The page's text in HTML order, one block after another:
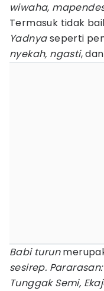
wiwaha,
Termasuk tidak
Yadnyaseperti
nyekah, ngasti,
Babi turun
sesirep.
Tunggak Semi,